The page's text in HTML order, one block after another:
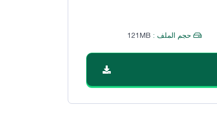
حجم الملف : 121MB